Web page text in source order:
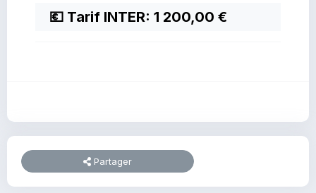
💶 Tarif INTER: 1 200,00 €
Partager